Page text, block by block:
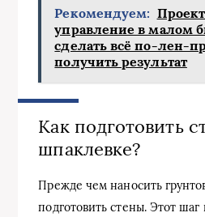
Рекомендуем:
управление в малом
сделать всё
получить результат
Как подготовить
шпаклевке?
Прежде чем наносить
подготовить стены. Этот шаг